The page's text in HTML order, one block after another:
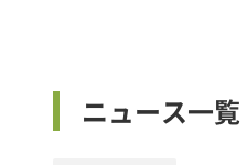
ニュース一覧